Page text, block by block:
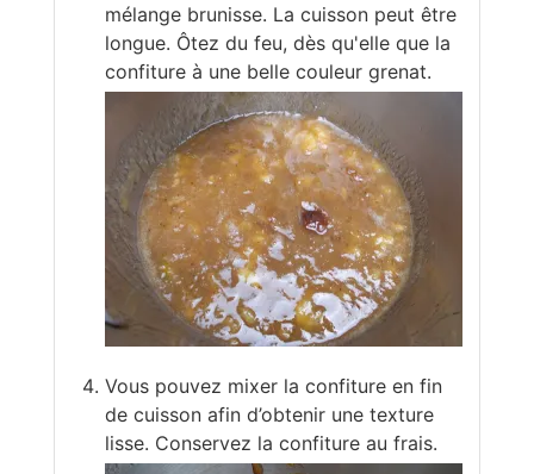
mélange brunisse. La cuisson peut être
longue. Ôtez du feu, dès qu'elle que la
confiture à une belle couleur grenat.
Vous pouvez mixer la confiture en fin
de cuisson afin d’obtenir une texture
lisse. Conservez la confiture au frais.